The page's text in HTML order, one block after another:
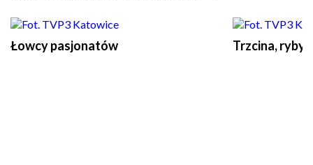
Łowcy pasjonatów Trzcina, ryby